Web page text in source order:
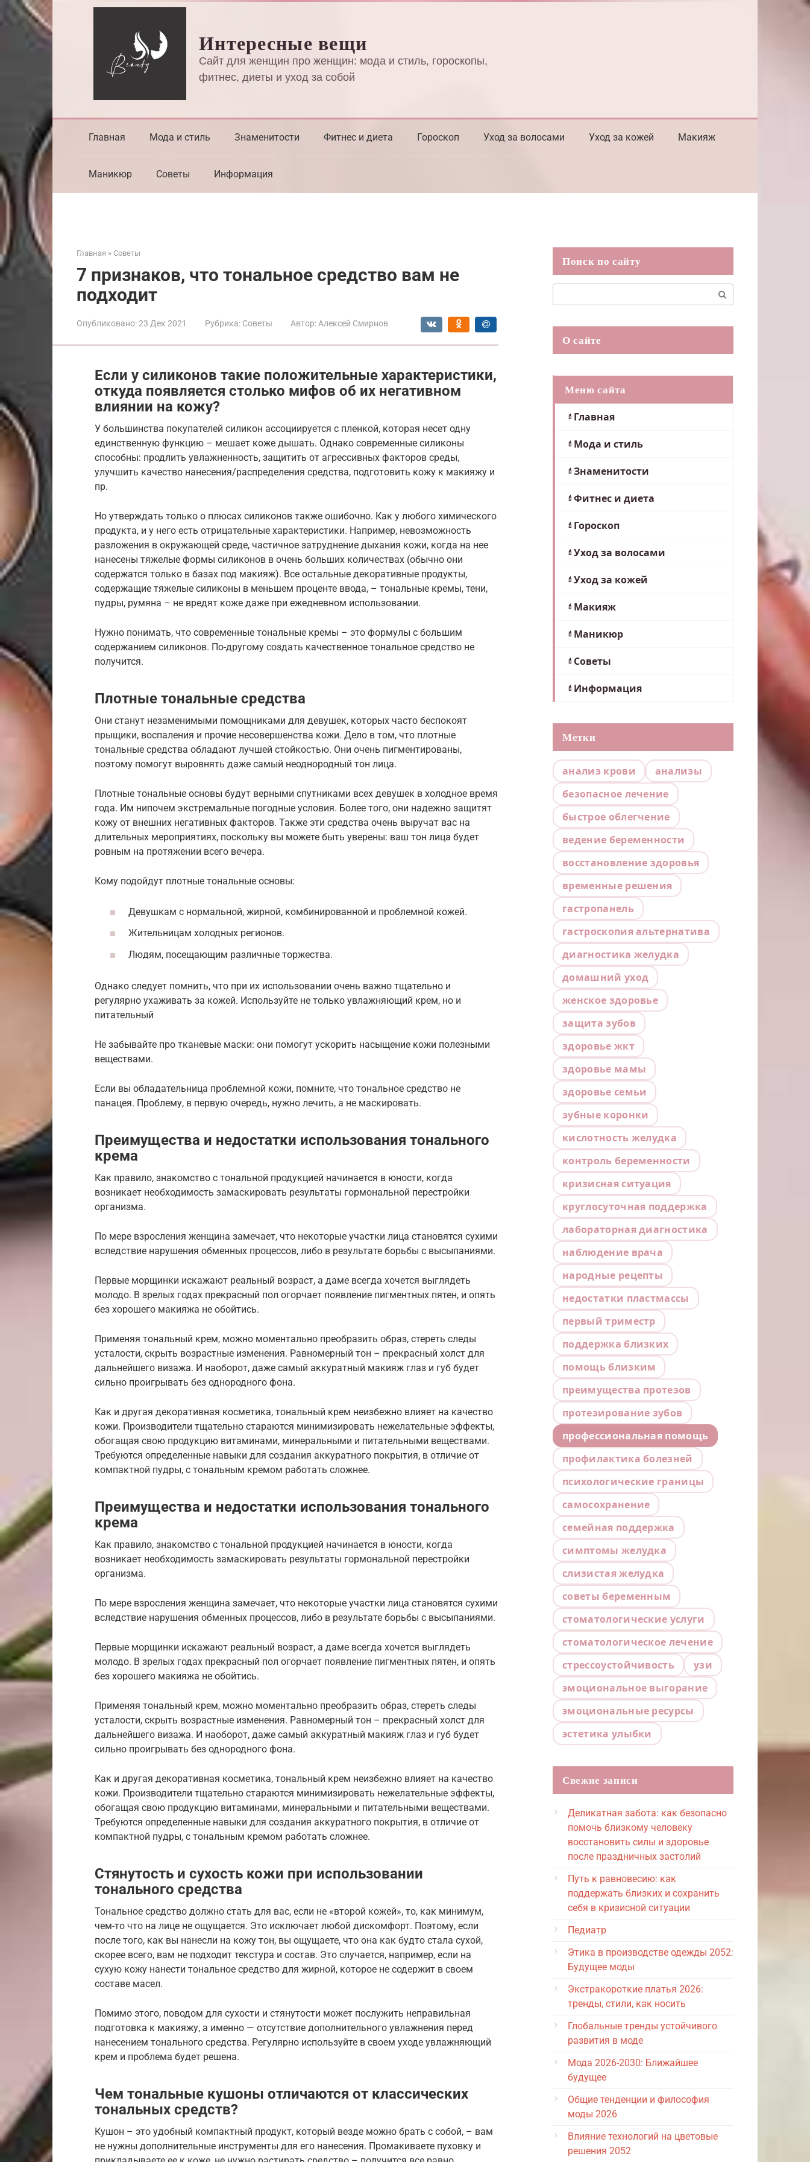
Перейти
к
контенту
Интересные вещи
Сайт для женщин про женщин: мода и стиль, гороскопы,
фитнес, диеты и уход за собой
Главная Мода и стиль Знаменитости Фитнес и диета Гороскоп Уход за волосами Уход за кожей Макияж
Маникюр Советы Информация
Главная » Советы
7 признаков, что тональное средство вам не
подходит
Опубликовано:23 Дек 2021 Рубрика: Советы Автор: Алексей Смирнов
Если у силиконов такие положительные характеристики,
откуда появляется столько мифов об их негативном
влиянии на кожу?
У большинства покупателей силикон ассоциируется с пленкой, которая несет одну
единственную функцию – мешает коже дышать. Однако современные силиконы
способны: продлить увлажненность, защитить от агрессивных факторов среды,
улучшить качество нанесения/распределения средства, подготовить кожу к макияжу и
пр.
Но утверждать только о плюсах силиконов также ошибочно. Как у любого химического
продукта, и у него есть отрицательные характеристики. Например, невозможность
разложения в окружающей среде, частичное затруднение дыхания кожи, когда на нее
нанесены тяжелые формы силиконов в очень больших количествах (обычно они
содержатся только в базах под макияж). Все остальные декоративные продукты,
содержащие тяжелые силиконы в меньшем проценте ввода, – тональные кремы, тени,
пудры, румяна – не вредят коже даже при ежедневном использовании.
Нужно понимать, что современные тональные кремы – это формулы с большим
содержанием силиконов. По-другому создать качественное тональное средство не
получится.
Плотные тональные средства
Они станут незаменимыми помощниками для девушек, которых часто беспокоят
прыщики, воспаления и прочие несовершенства кожи. Дело в том, что плотные
тональные средства обладают лучшей стойкостью. Они очень пигментированы,
поэтому помогут выровнять даже самый неоднородный тон лица.
Плотные тональные основы будут верными спутниками всех девушек в холодное время
года. Им нипочем экстремальные погодные условия. Более того, они надежно защитят
кожу от внешних негативных факторов. Также эти средства очень выручат вас на
длительных мероприятиях, поскольку вы можете быть уверены: ваш тон лица будет
ровным на протяжении всего вечера.
Кому подойдут плотные тональные основы:
Девушкам с нормальной, жирной, комбинированной и проблемной кожей.
Жительницам холодных регионов.
Людям, посещающим различные торжества.
Однако следует помнить, что при их использовании очень важно тщательно и
регулярно ухаживать за кожей. Используйте не только увлажняющий крем, но и
питательный
Не забывайте про тканевые маски: они помогут ускорить насыщение кожи полезными
веществами.
Если вы обладательница проблемной кожи, помните, что тональное средство не
панацея. Проблему, в первую очередь, нужно лечить, а не маскировать.
Преимущества и недостатки использования тонального
крема
Как правило, знакомство с тональной продукцией начинается в юности, когда
возникает необходимость замаскировать результаты гормональной перестройки
организма.
По мере взросления женщина замечает, что некоторые участки лица становятся сухими
вследствие нарушения обменных процессов, либо в результате борьбы с высыпаниями.
Первые морщинки искажают реальный возраст, а даме всегда хочется выглядеть
молодо. В зрелых годах прекрасный пол огорчает появление пигментных пятен, и опять
без хорошего макияжа не обойтись.
Применяя тональный крем, можно моментально преобразить образ, стереть следы
усталости, скрыть возрастные изменения. Равномерный тон – прекрасный холст для
дальнейшего визажа. И наоборот, даже самый аккуратный макияж глаз и губ будет
сильно проигрывать без однородного фона.
Как и другая декоративная косметика, тональный крем неизбежно влияет на качество
кожи. Производители тщательно стараются минимизировать нежелательные эффекты,
обогащая свою продукцию витаминами, минеральными и питательными веществами.
Требуются определенные навыки для создания аккуратного покрытия, в отличие от
компактной пудры, с тональным кремом работать сложнее.
Преимущества и недостатки использования тонального
крема
Как правило, знакомство с тональной продукцией начинается в юности, когда
возникает необходимость замаскировать результаты гормональной перестройки
организма.
По мере взросления женщина замечает, что некоторые участки лица становятся сухими
вследствие нарушения обменных процессов, либо в результате борьбы с высыпаниями.
Первые морщинки искажают реальный возраст, а даме всегда хочется выглядеть
молодо. В зрелых годах прекрасный пол огорчает появление пигментных пятен, и опять
без хорошего макияжа не обойтись.
Применяя тональный крем, можно моментально преобразить образ, стереть следы
усталости, скрыть возрастные изменения. Равномерный тон – прекрасный холст для
дальнейшего визажа. И наоборот, даже самый аккуратный макияж глаз и губ будет
сильно проигрывать без однородного фона.
Как и другая декоративная косметика, тональный крем неизбежно влияет на качество
кожи. Производители тщательно стараются минимизировать нежелательные эффекты,
обогащая свою продукцию витаминами, минеральными и питательными веществами.
Требуются определенные навыки для создания аккуратного покрытия, в отличие от
компактной пудры, с тональным кремом работать сложнее.
Стянутость и сухость кожи при использовании
тонального средства
Тональное средство должно стать для вас, если не «второй кожей», то, как минимум,
чем-то что на лице не ощущается. Это исключает любой дискомфорт. Поэтому, если
после того, как вы нанесли на кожу тон, вы ощущаете, что она как будто стала сухой,
скорее всего, вам не подходит текстура и состав. Это случается, например, если на
сухую кожу нанести тональное средство для жирной, которое не содержит в своем
составе масел.
Помимо этого, поводом для сухости и стянутости может послужить неправильная
подготовка к макияжу, а именно — отсутствие дополнительного увлажнения перед
нанесением тонального средства. Регулярно используйте в своем уходе увлажняющий
крем и проблема будет решена.
Чем тональные кушоны отличаются от классических
тональных средств?
Кушон – это удобный компактный продукт, который везде можно брать с собой, – вам
не нужны дополнительные инструменты для его нанесения. Промакиваете пуховку и
Поиск по сайту
О сайте
Меню сайта
Главная
Мода и стиль
Знаменитости
Фитнес и диета
Гороскоп
Уход за волосами
Уход за кожей
Макияж
Маникюр
Советы
Информация
Метки
анализ крови
анализы
безопасное лечение
быстрое облегчение
ведение беременности
восстановление здоровья
временные решения
гастропанель
гастроскопия альтернатива
диагностика желудка
домашний уход
женское здоровье
защита зубов
здоровье жкт
здоровье мамы
здоровье семьи
зубные коронки
кислотность желудка
контроль беременности
кризисная ситуация
круглосуточная поддержка
лабораторная диагностика
наблюдение врача
народные рецепты
недостатки пластмассы
первый триместр
поддержка близких
помощь близким
преимущества протезов
протезирование зубов
профессиональная помощь
профилактика болезней
психологические границы
самосохранение
семейная поддержка
симптомы желудка
слизистая желудка
советы беременным
стоматологические услуги
стоматологическое лечение
стрессоустойчивость
узи
эмоциональное выгорание
эмоциональные ресурсы
эстетика улыбки
Свежие записи
Деликатная забота: как безопасно
помочь близкому человеку
восстановить силы и здоровье
после праздничных застолий
Путь к равновесию: как
поддержать близких и сохранить
себя в кризисной ситуации
Педиатр
Этика в производстве одежды 2052:
Будущее моды
Экстракороткие платья 2026:
тренды, стили, как носить
Глобальные тренды устойчивого
развития в моде
Мода 2026-2030: Ближайшее
будущее
Общие тенденции и философия
моды 2026
Влияние технологий на цветовые
решения 2052